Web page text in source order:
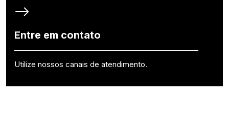
Entre em contato
Utilize nossos canais de atendimento.